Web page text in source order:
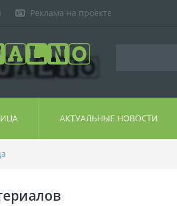
Реклама на проекте
АКТУАЛЬНЫЕ НОВОСТИ